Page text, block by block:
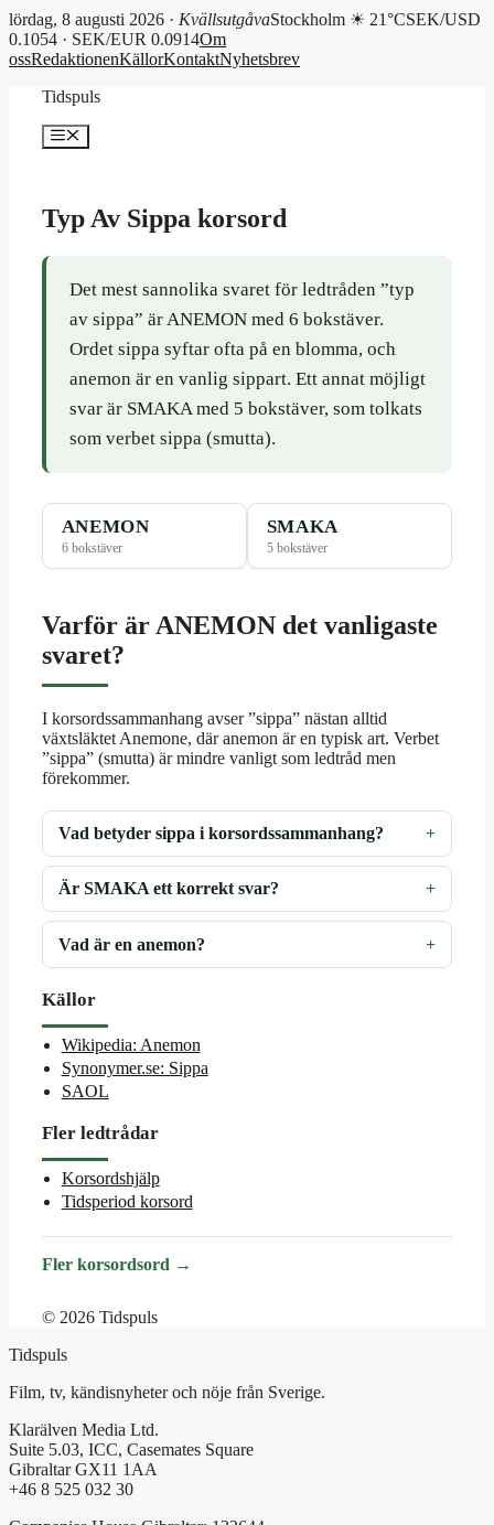
lördag, 8 augusti 2026 · KvällsutgåvaStockholm ☀ 21°CSEK/USD
0.1054 · SEK/EUR 0.0914Om
ossRedaktionenKällorKontaktNyhetsbrev
Tidspuls
Meny
Typ Av Sippa korsord
Det mest sannolika svaret för ledtråden ”typ
av sippa” är ANEMON med 6 bokstäver.
Ordet sippa syftar ofta på en blomma, och
anemon är en vanlig sippart. Ett annat möjligt
svar är SMAKA med 5 bokstäver, som tolkats
som verbet sippa (smutta).
ANEMON
6 bokstäver
SMAKA
5 bokstäver
Varför är ANEMON det vanligaste
svaret?
I korsordssammanhang avser ”sippa” nästan alltid
växtsläktet Anemone, där anemon är en typisk art. Verbet
”sippa” (smutta) är mindre vanligt som ledtråd men
förekommer.
Vad betyder sippa i korsordssammanhang?
Är SMAKA ett korrekt svar?
Vad är en anemon?
Källor
Wikipedia: Anemon
Synonymer.se: Sippa
SAOL
Fler ledtrådar
Korsordshjälp
Tidsperiod korsord
Fler korsordsord →
© 2026 Tidspuls
Tidspuls
Film, tv, kändisnyheter och nöje från Sverige.
Klarälven Media Ltd.
Suite 5.03, ICC, Casemates Square
Gibraltar GX11 1AA
+46 8 525 032 30